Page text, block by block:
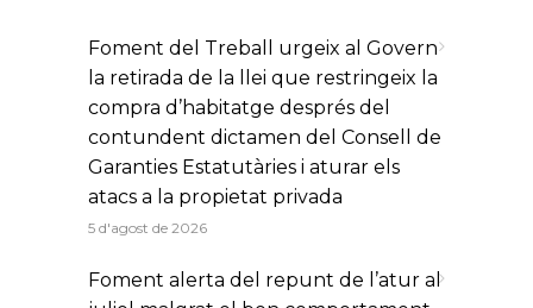
Foment del Treball urgeix al Govern
la retirada de la llei que restringeix la
compra d’habitatge després del
contundent dictamen del Consell de
Garanties Estatutàries i aturar els
atacs a la propietat privada
5 d'agost de 2026
Foment alerta del repunt de l’atur al